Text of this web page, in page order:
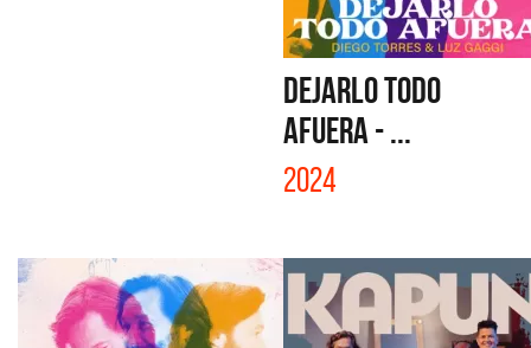
DEJARLO TODO
AFUERA - ...
2024